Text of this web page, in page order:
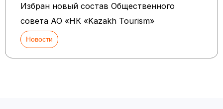
Избран новый состав Общественного
совета АО «НК «Kazakh Tourism»
Новости